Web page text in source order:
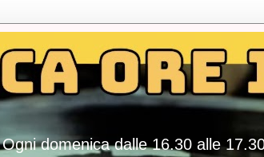
domenica dalle 16.30 alle